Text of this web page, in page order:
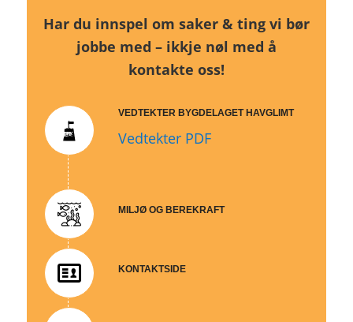
Har du innspel om saker & ting vi bør
jobbe med – ikkje nøl med å
kontakte oss!
VEDTEKTER BYGDELAGET HAVGLIMT
Vedtekter PDF
MILJØ OG BEREKRAFT
KONTAKTSIDE